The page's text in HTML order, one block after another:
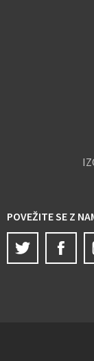
POVEŽITE SE Z
Twitter